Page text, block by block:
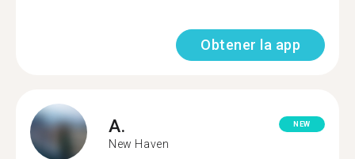
Obtener la app
A.
New Haven
NEW